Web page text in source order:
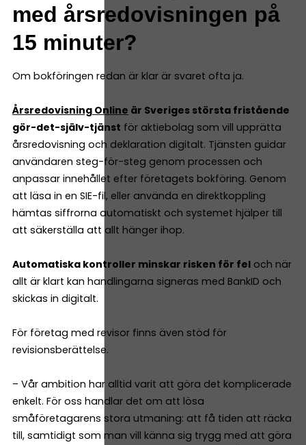
med årsredovisningen på
15 minuter?
Om bokföringen redan är klar är svaret ofta ja.
Årsredovisning Online är Sveriges största fristående
gör-det-själv-tjänst för aktiebolag som vill upprätta
årsredovisning och deklaration digitalt. Tjänsten guidar
användaren steg-för-steg genom processen och
anpassar innehållet efter företagets bokföring. Genom
att läsa in en SIE-fil, eller använda en direktkoppling
hämtas siffrorna automatiskt och systemet hjälper till
att säkerställa att allt hänger ihop.
Automatiska kontroller minskar risken för fel och när
allt är klart kan handlingarna signeras med BankID och
skickas in digitalt.
För företag med revisor finns även stöd för
revisionsberättelse.
– Vår ambition har alltid varit att göra det komplicerade
enkelt. För oss handlar det om att lösa
småföretagarens stora utmaning: att få tiden att räcka
till, samtidigt som man vill känna sig trygg med att göra